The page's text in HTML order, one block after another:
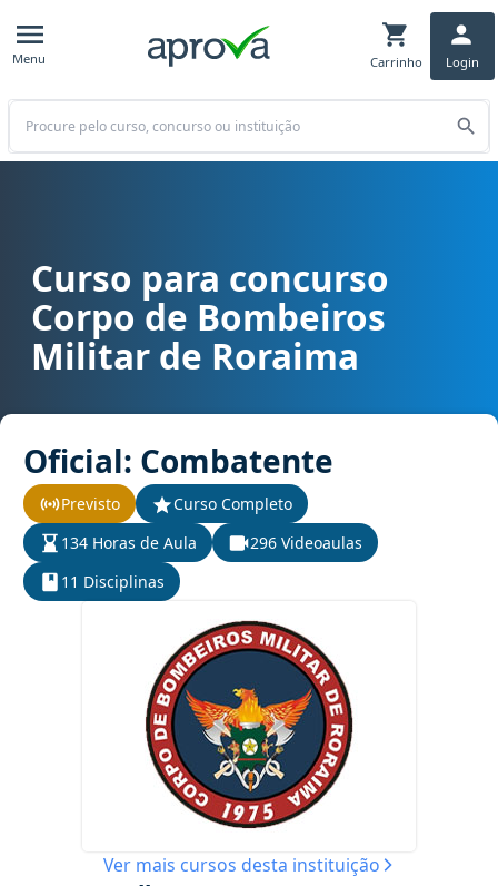
Menu Carrinho Login
Buscar
Curso para concurso CBM RR - Corpo de Bombeiros Militar de
Curso para concurso
Corpo de Bombeiros
Militar de Roraima
Oficial: Combatente
Previsto
Curso Completo
134 Horas de Aula
296 Videoaulas
11 Disciplinas
Ver mais cursos desta instituição